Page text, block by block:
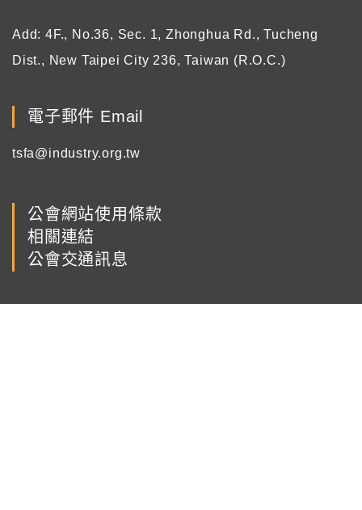
Add: 4F., No.36, Sec. 1, Zhonghua Rd., Tucheng
Dist., New Taipei City 236, Taiwan (R.O.C.)
電子郵件 Email
tsfa@industry.org.tw
公會網站使用條款
相關連結
公會交通訊息